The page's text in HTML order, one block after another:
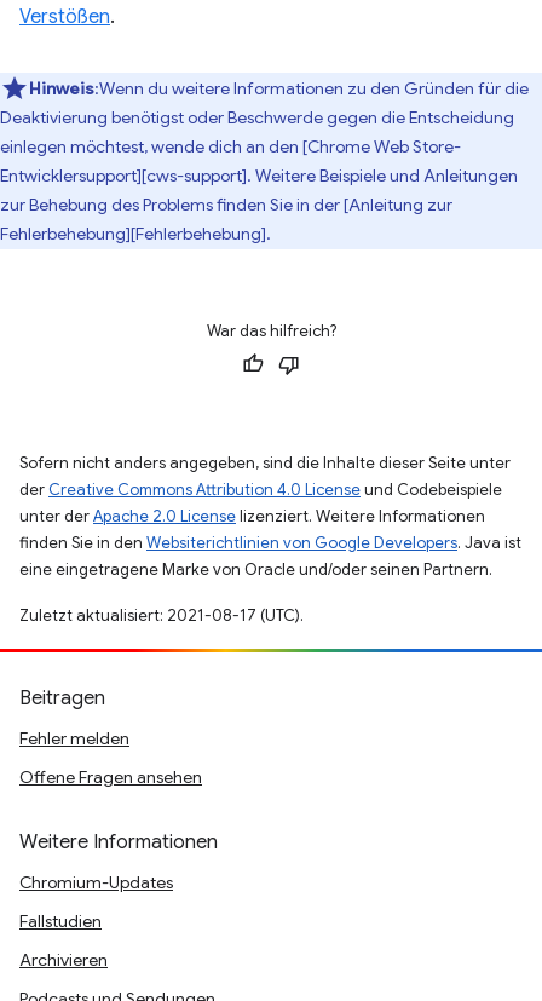
Verstößen.
Hinweis:Wenn du weitere Informationen zu den Gründen für die
Deaktivierung benötigst oder Beschwerde gegen die Entscheidung
einlegen möchtest, wende dich an den [Chrome Web Store-
Entwicklersupport][cws-support]. Weitere Beispiele und Anleitungen
zur Behebung des Problems finden Sie in der [Anleitung zur
Fehlerbehebung][Fehlerbehebung].
War das hilfreich?
Sofern nicht anders angegeben, sind die Inhalte dieser Seite unter
der Creative Commons Attribution 4.0 Licenseund Codebeispiele
unter derApache 2.0 Licenselizenziert. Weitere Informationen
finden Sie in den Websiterichtlinien von Google Developers. Java ist
eine eingetragene Marke von Oracle und/oder seinen Partnern.
Zuletzt aktualisiert: 2021-08-17 (UTC).
Beitragen
Fehler melden
Offene Fragen ansehen
Weitere Informationen
Chromium-Updates
Fallstudien
Archivieren